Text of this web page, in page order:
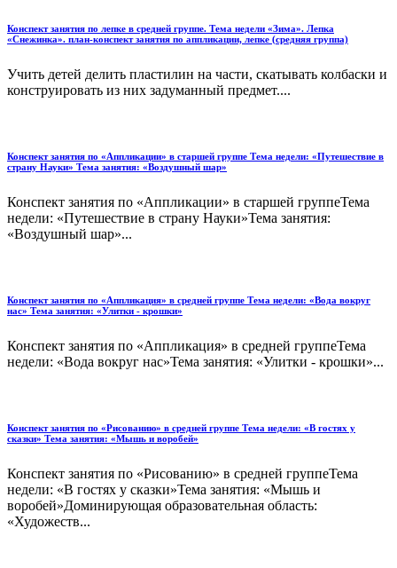
Конспект занятия по лепке в средней группе. Тема недели «Зима». Лепка
«Снежинка». план-конспект занятия по аппликации, лепке (средняя группа)
Учить детей делить пластилин на части, скатывать колбаски и
конструировать из них задуманный предмет....
Конспект занятия по «Аппликации» в старшей группе Тема недели: «Путешествие в
страну Науки» Тема занятия: «Воздушный шар»
Конспект занятия по «Аппликации» в старшей группеТема
недели: «Путешествие в страну Науки»Тема занятия:
«Воздушный шар»...
Конспект занятия по «Аппликация» в средней группе Тема недели: «Вода вокруг
нас» Тема занятия: «Улитки - крошки»
Конспект занятия по «Аппликация» в средней группеТема
недели: «Вода вокруг нас»Тема занятия: «Улитки - крошки»...
Конспект занятия по «Рисованию» в средней группе Тема недели: «В гостях у
сказки» Тема занятия: «Мышь и воробей»
Конспект занятия по «Рисованию» в средней группеТема
недели: «В гостях у сказки»Тема занятия: «Мышь и
воробей»Доминирующая образовательная область:
«Художеств...